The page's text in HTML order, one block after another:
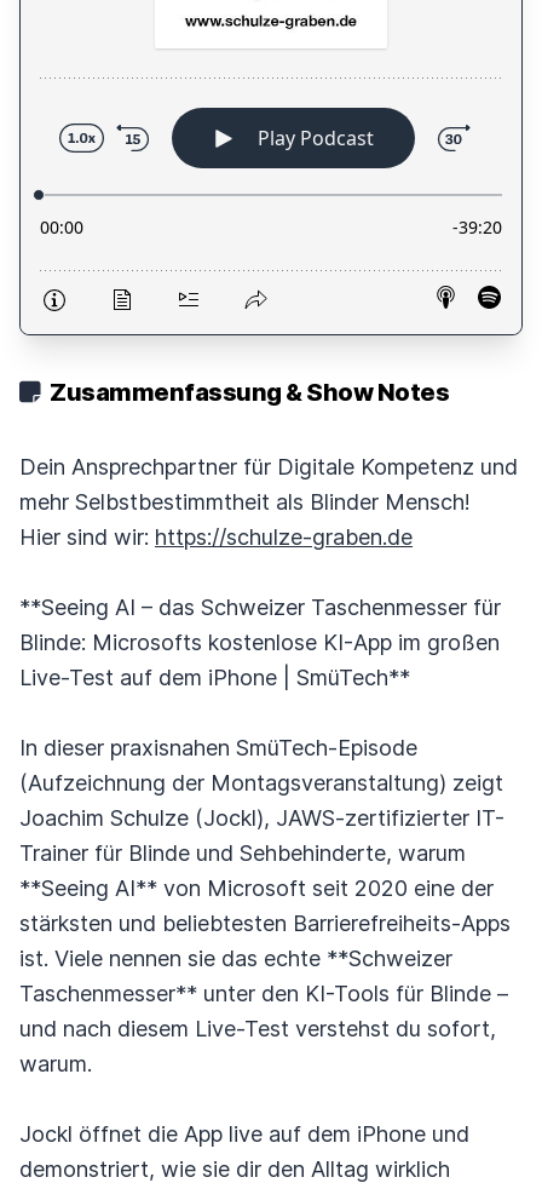
Zusammenfassung & Show Notes
Dein Ansprechpartner für Digitale Kompetenz und
mehr Selbstbestimmtheit als Blinder Mensch!
Hier sind wir: https://schulze-graben.de
**Seeing AI – das Schweizer Taschenmesser für
Blinde: Microsofts kostenlose KI-App im großen
Live-Test auf dem iPhone | SmüTech**
In dieser praxisnahen SmüTech-Episode
(Aufzeichnung der Montagsveranstaltung) zeigt
Joachim Schulze (Jockl), JAWS-zertifizierter IT-
Trainer für Blinde und Sehbehinderte, warum
**Seeing AI** von Microsoft seit 2020 eine der
stärksten und beliebtesten Barrierefreiheits-Apps
ist. Viele nennen sie das echte **Schweizer
Taschenmesser** unter den KI-Tools für Blinde –
und nach diesem Live-Test verstehst du sofort,
warum.
Jockl öffnet die App live auf dem iPhone und
demonstriert, wie sie dir den Alltag wirklich